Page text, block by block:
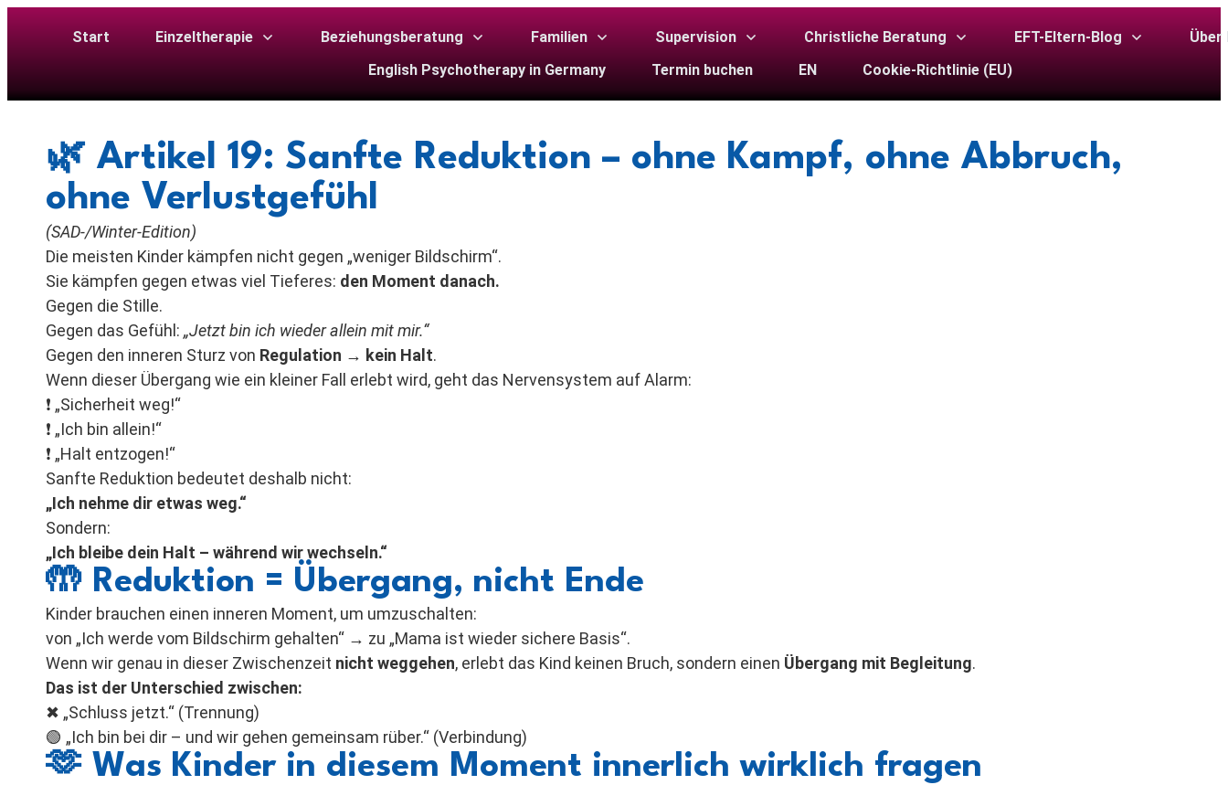
Start Einzeltherapie Beziehungsberatung Familien Supervision Christliche Beratung EFT-Eltern-Blog
Über
English Psychotherapy in Germany
Termin buchen EN Cookie-Richtlinie (EU)
🌿 Artikel 19: Sanfte Reduktion – ohne Kampf, ohne Abbruch,
ohne Verlustgefühl
(SAD-/Winter-Edition)
Die meisten Kinder kämpfen nicht gegen „weniger Bildschirm“.
Sie kämpfen gegen etwas viel Tieferes: den Moment danach.
Gegen die Stille.
Gegen das Gefühl: „Jetzt bin ich wieder allein mit mir.“
Gegen den inneren Sturz von Regulation → kein Halt.
Wenn dieser Übergang wie ein kleiner Fall erlebt wird, geht das Nervensystem auf Alarm:
❗ „Sicherheit weg!“
❗ „Ich bin allein!“
❗ „Halt entzogen!“
Sanfte Reduktion bedeutet deshalb nicht:
„Ich nehme dir etwas weg.“
Sondern:
„Ich bleibe dein Halt – während wir wechseln.“
🤲 Reduktion = Übergang, nicht Ende
Kinder brauchen einen inneren Moment, um umzuschalten:
von „Ich werde vom Bildschirm gehalten“ → zu „Mama ist wieder sichere Basis“.
Wenn wir genau in dieser Zwischenzeit nicht weggehen, erlebt das Kind keinen Bruch, sondern einen Übergang mit Begleitung.
Das ist der Unterschied zwischen:
✖ „Schluss jetzt.“ (Trennung)
🟢 „Ich bin bei dir – und wir gehen gemeinsam rüber.“ (Verbindung)
🫶 Was Kinder in diesem Moment innerlich wirklich fragen